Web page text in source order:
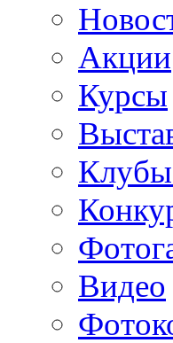
Акции
Курсы
Клубы
Видео